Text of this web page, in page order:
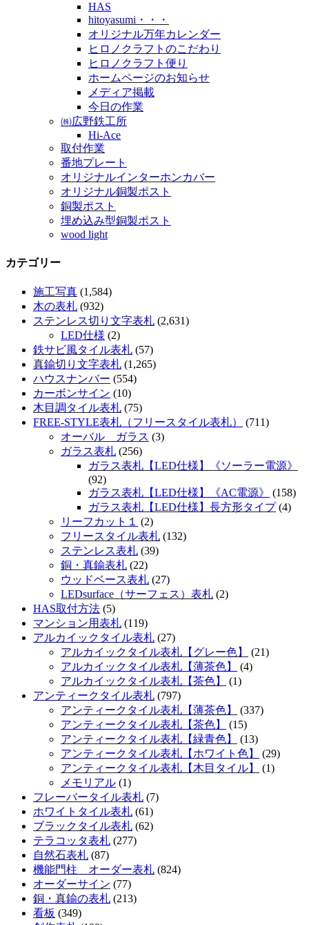
HAS
hitoyasumi・・・
オリジナル万年カレンダー
ヒロノクラフトのこだわり
ヒロノクラフト便り
ホームページのお知らせ
メディア掲載
今日の作業
㈱広野鉄工所
Hi-Ace
取付作業
番地プレート
オリジナルインターホンカバー
オリジナル銅製ポスト
銅製ポスト
埋め込み型銅製ポスト
wood light
カテゴリー
施工写真 (1,584)
木の表札 (932)
ステンレス切り文字表札 (2,631)
LED仕様 (2)
鉄サビ風タイル表札 (57)
真鍮切り文字表札 (1,265)
ハウスナンバー (554)
カーボンサイン (10)
木目調タイル表札 (75)
FREE-STYLE表札（フリースタイル表札）
(711)
オーバル ガラス (3)
ガラス表札 (256)
ガラス表札【LED仕様】《ソーラー電源》
(92)
ガラス表札【LED仕様】《AC電源》
(158)
ガラス表札【LED仕様】長方形タイプ(4)
リーフカット１
(2)
フリースタイル表札 (132)
ステンレス表札 (39)
銅・真鍮表札 (22)
ウッドベース表札 (27)
LEDsurface（サーフェス）表札 (2)
HAS取付方法 (5)
マンション用表札 (119)
アルカイックタイル表札 (27)
アルカイックタイル表札【グレー色】
(21)
アルカイックタイル表札【薄茶色】
(4)
アルカイックタイル表札【茶色】
(1)
アンティークタイル表札 (797)
アンティークタイル表札【薄茶色】
(337)
アンティークタイル表札【茶色】
(15)
アンティークタイル表札【緑青色】
(13)
アンティークタイル表札【ホワイト色】
(29)
アンティークタイル表札【木目タイル】
(1)
メモリアル (1)
フレーバータイル表札 (7)
ホワイトタイル表札 (61)
ブラックタイル表札 (62)
テラコッタ表札 (277)
自然石表札 (87)
機能門柱 オーダー表札 (824)
オーダーサイン (77)
銅・真鍮の表札 (213)
看板 (349)